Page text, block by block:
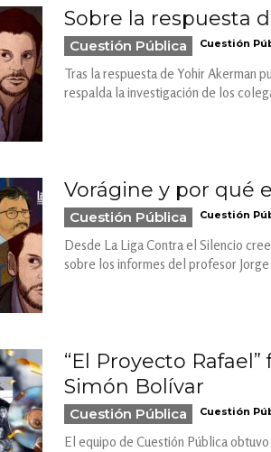
Sobre la respuesta
Cuestión Pública Cuestión
Tras la respuesta de Yohir Akerman
respalda la investigación de los
Vorágine y por qué
Cuestión Pública Cuestión
Desde La Liga Contra el Silencio
sobre los informes del profesor
“El Proyecto
Simón Bolívar
Cuestión Pública Cuestión
El equipo de Cuestión Pública